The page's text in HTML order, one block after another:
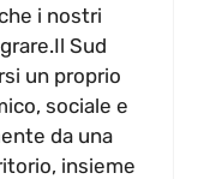
i nostri
Sud
un proprio
sociale e
da una
insieme